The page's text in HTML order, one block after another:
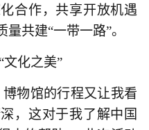
合作，共享开放机遇
共建“一带一路”。
文化之美”
物馆的行程又让我看
，这对于我了解中国